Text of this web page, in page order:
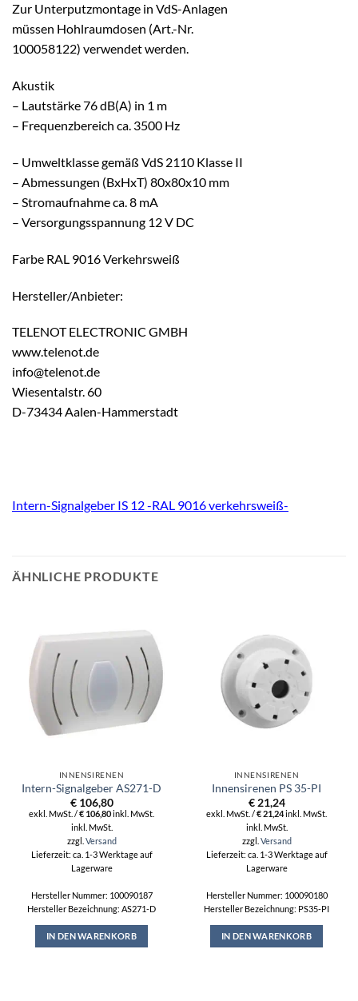
Zur Unterputzmontage in VdS-Anlagen
müssen Hohlraumdosen (Art.-Nr.
100058122) verwendet werden.
Akustik
– Lautstärke 76 dB(A) in 1 m
– Frequenzbereich ca. 3500 Hz
– Umweltklasse gemäß VdS 2110 Klasse II
– Abmessungen (BxHxT) 80x80x10 mm
– Stromaufnahme ca. 8 mA
– Versorgungsspannung 12 V DC
Farbe RAL 9016 Verkehrsweiß
Hersteller/Anbieter:
TELENOT ELECTRONIC GMBH
www.telenot.de
info@telenot.de
Wiesentalstr. 60
D-73434 Aalen-Hammerstadt
Intern-Signalgeber IS 12 -RAL 9016 verkehrsweiß-
ÄHNLICHE PRODUKTE
INNENSIRENEN
Intern-Signalgeber AS271-D
€106,80
exkl. MwSt. /€ 106,80inkl. MwSt.
inkl. MwSt.
zzgl. Versand
Lieferzeit: ca. 1-3 Werktage auf
Lagerware
Hersteller Nummer: 100090187
Hersteller Bezeichnung: AS271-D
IN DEN WARENKORB
INNENSIRENEN
Innensirenen PS 35-PI
€21,24
exkl. MwSt. /€21,24inkl. MwSt.
inkl. MwSt.
zzgl. Versand
Lieferzeit: ca. 1-3 Werktage auf
Lagerware
Hersteller Nummer: 100090180
Hersteller Bezeichnung: PS35-PI
IN DEN WARENKORB